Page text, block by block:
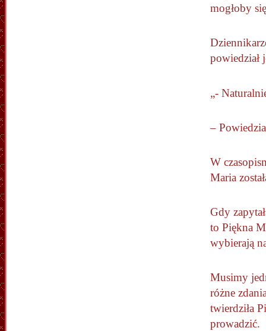
mogłoby
powiedział
„-
–
W
Maria
Gdy
to Piękna
wybierają
Musimy
różne
twierdziła
prowadzić.